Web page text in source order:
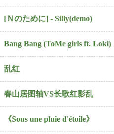
[Ｎのために] - Silly(demo)
Bang Bang (ToMe girls ft. Loki)
乱红
春山居图轴VS长歌红影乱
《Sous une pluie d'étoile》